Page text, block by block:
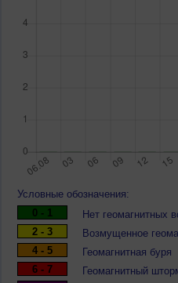
Условные обозначения:
0 - 1
Нет геомагнитных
2 - 3
Возмущенное
4 - 5
Геомагнитная буря
6 - 7
Геомагнитный